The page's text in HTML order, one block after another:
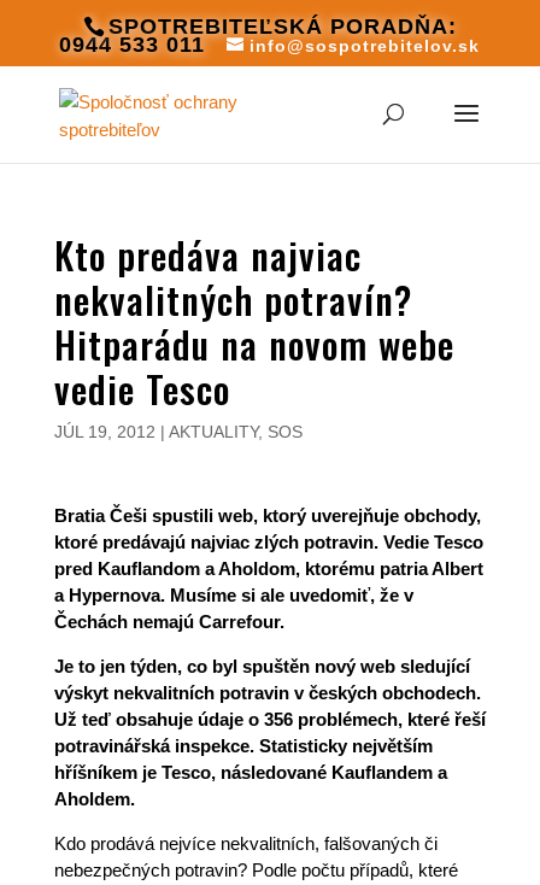
SPOTREBITEĽSKÁ PORADŇA:
0944 533 011 info@sospotrebitelov.sk
Kto predáva najviac
nekvalitných potravín?
Hitparádu na novom webe
vedie Tesco
JÚL 19, 2012 | AKTUALITY, SOS
Bratia Češi spustili web, ktorý uverejňuje obchody,
ktoré predávajú najviac zlých potravin. Vedie Tesco
pred Kauflandom a Aholdom, ktorému patria Albert
a Hypernova. Musíme si ale uvedomiť, že v
Čechách nemajú Carrefour.
Je to jen týden, co byl spuštěn nový web sledující
výskyt nekvalitních potravin v českých obchodech.
Už teď obsahuje údaje o 356 problémech, které řeší
potravinářská inspekce. Statisticky největším
hříšníkem je Tesco, následované Kauflandem a
Aholdem.
Kdo prodává nejvíce nekvalitních, falšovaných či
nebezpečných potravin? Podle počtu případů, které